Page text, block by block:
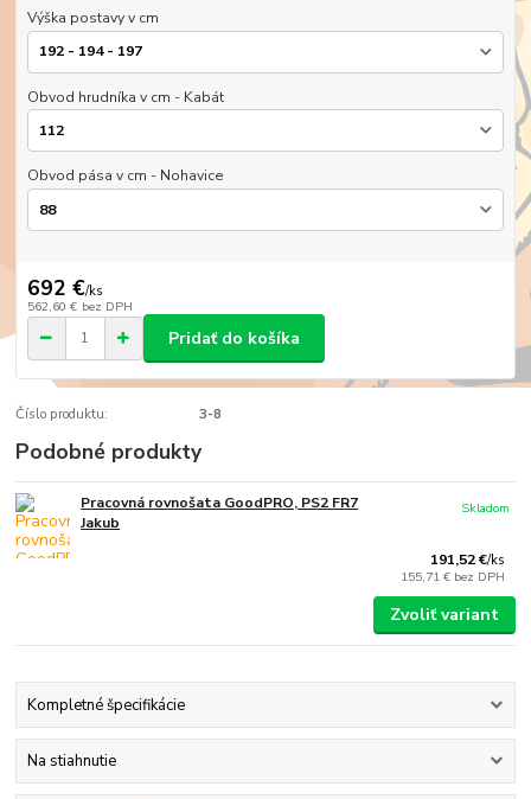
Výška postavy v cm
Obvod hrudníka v cm - Kabát
Obvod pása v cm - Nohavice
692 €/ks
562,60 € bez DPH
Pridať do košíka
Číslo produktu: 3-8
Podobné produkty
Pracovná rovnošata GoodPRO, PS2 FR7
Jakub
191,52 €/ks
155,71 € bez DPH
Skladom
Zvoliť variant
Kompletné špecifikácie
Na stiahnutie